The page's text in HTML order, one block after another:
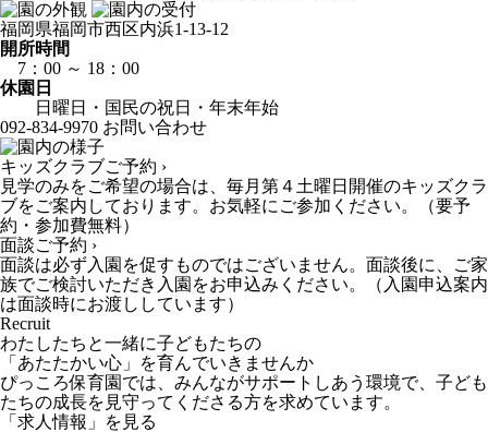
福岡県福岡市西区内浜1-13-12
開所時間
7：00 ～ 18：00
休園日
日曜日・国民の祝日・年末年始
092-834-9970 お問い合わせ
キッズクラブご予約 ›
見学のみをご希望の場合は、毎月第４土曜日開催のキッズクラ
ブをご案内しております。お気軽にご参加ください。（要予
約・参加費無料）
面談ご予約 ›
面談は必ず入園を促すものではございません。面談後に、ご家
族でご検討いただき入園をお申込みください。（入園申込案内
は面談時にお渡ししています）
Recruit
わたしたちと一緒に子どもたちの
「あたたかい心」を育んでいきませんか
ぴっころ保育園では、みんながサポートしあう環境で、子ども
たちの成長を見守ってくださる方を求めています。
「求人情報」を見る